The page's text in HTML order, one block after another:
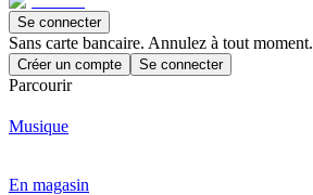
Se connecter
Sans carte bancaire. Annulez à tout moment.
Créer un compte Se connecter
Parcourir
Musique
En magasin